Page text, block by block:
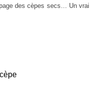
des cèpes secs… Un vrai